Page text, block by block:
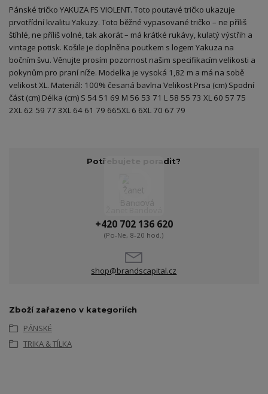
Pánské tričko YAKUZA FS VIOLENT. Toto poutavé tričko ukazuje
prvotřídní kvalitu Yakuzy. Toto běžné vypasované tričko – ne příliš
štíhlé, ne příliš volné, tak akorát – má krátké rukávy, kulatý výstřih a
vintage potisk. Košile je doplněna poutkem s logem Yakuza na
bočním švu. Věnujte prosím pozornost našim specifikacím velikosti a
pokynům pro praní níže. Modelka je vysoká 1,82 m a má na sobě
velikost XL. Materiál: 100% česaná bavlna Velikost Prsa (cm) Spodní
část (cm) Délka (cm) S 54 51 69 M 56 53 71 L 58 55 73 XL 60 57 75
2XL 62 59 77 3XL 64 61 79 665XL 6 6XL 70 67 79
Potřebujete poradit?
+420 702 136 620
(Po-Ne, 8-20 hod.)
shop@brandscapital.cz
Zboží zařazeno v kategoriích
PÁNSKÉ
TRIKA & TÍLKA